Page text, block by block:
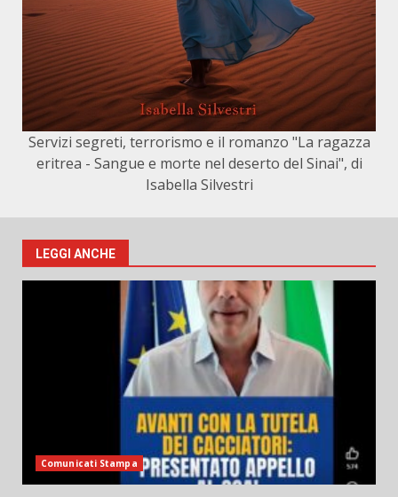
Servizi segreti, terrorismo e il romanzo "La ragazza
eritrea - Sangue e morte nel deserto del Sinai", di
Isabella Silvestri
LEGGI ANCHE
Comunicati Stampa